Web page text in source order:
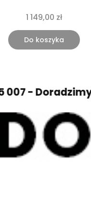
1 149,00 zł
Do koszyka
🎉